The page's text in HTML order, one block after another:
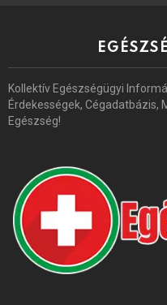
Kollektív Egészségügyi
Érdekességek, Cégadatbázis,
Egészség!